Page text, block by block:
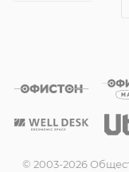
© 2003-2026